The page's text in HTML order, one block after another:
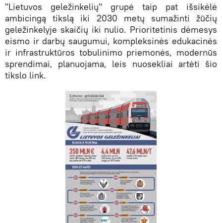
"Lietuvos geležinkelių" grupė taip pat išsikėlė
ambicingą tikslą iki 2030 metų sumažinti žūčių
geležinkelyje skaičių iki nulio. Prioritetinis dėmesys
eismo ir darbų saugumui, kompleksinės edukacinės
ir infrastruktūros tobulinimo priemonės, modernūs
sprendimai, planuojama, leis nuosekliai artėti šio
tikslo link.